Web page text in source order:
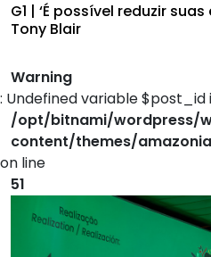
G1 | ‘É possível reduzir
Tony Blair
Warning
: Undefined variable $post_id
/opt/bitnami/wordpress/
content/themes/
on line
51